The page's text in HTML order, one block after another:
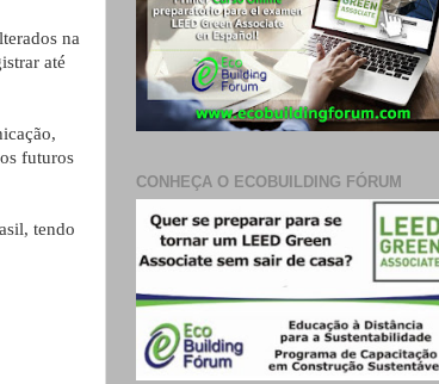
na
até
futuros
tendo
CONHEÇA O ECOBUILDING FÓRUM